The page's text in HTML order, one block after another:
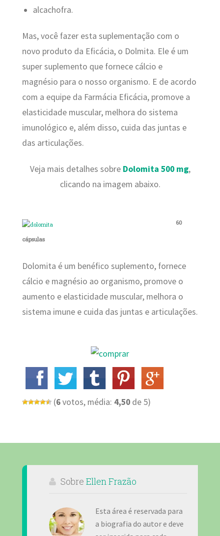
alcachofra.
Mas, você fazer esta suplementação com o
novo produto da Eficácia, o Dolmita. Eleé um
super suplemento que fornece cálcio e
magnésio para o nosso organismo. E de acordo
com a equipe da Farmácia Eficácia, promove a
elasticidade muscular, melhora do sistema
imunológico e, além disso, cuida das juntas e
das articulações.
Veja mais detalhes sobre Dolomita 500 mg,
clicando na imagem abaixo.
60
cápsulas
Dolomita é um benéfico suplemento, fornece
cálcio e magnésio ao organismo, promove o
aumento e elasticidade muscular, melhora o
sistema imune e cuida das juntas e articulações.
(6votos, média: 4,50de 5)
Sobre Ellen Frazão
Esta área é reservada para
a biografia do autor e deve